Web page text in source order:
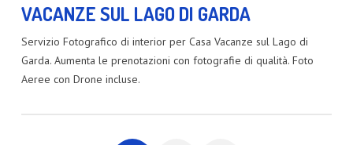
VACANZE SUL LAGO DI GARDA
Servizio Fotografico di interior per Casa Vacanze sul Lago di
Garda. Aumenta le prenotazioni con fotografie di qualità. Foto
Aeree con Drone incluse.